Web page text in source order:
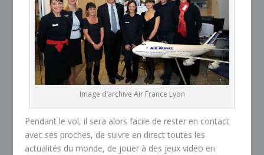
Image d’archive Air France Lyon
Pendant le vol, il sera alors facile de rester en contact
avec ses proches, de suivre en direct toutes les
actualités du monde, de jouer à des jeux vidéo en